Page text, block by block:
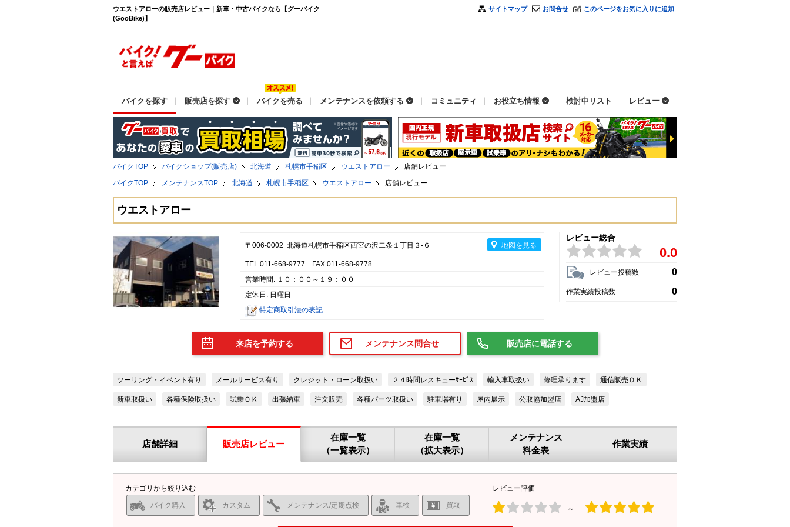
ウエストアローの販売店レビュー｜新車・中古バイクなら【グーバイク
(GooBike)】
サイトマップ お問合せ このページをお気に入りに追加
バイクを探す 販売店を探す バイクを売る メンテナンスを依頼する コミュニティ お役立ち情報 検討中リスト レビュー
バイクTOP バイクショップ(販売店) 北海道 札幌市手稲区 ウエストアロー
店舗レビュー
バイクTOP
メンテナンスTOP 北海道 札幌市手稲区 ウエストアロー 店舗レビュー
ウエストアロー
〒006-0002 北海道札幌市手稲区西宮の沢二条１丁目３-６ 地図を見る
TEL 011-668-9777 FAX 011-668-9778
営業時間: １０：００～１９：００
定休日: 日曜日
特定商取引法の表記
レビュー総合
0.0
レビュー投稿数 0
作業実績投稿数 0
来店を予約する メンテナンス問合せ 販売店に電話する
ツーリング・イベント有り メールサービス有り クレジット・ローン取扱い ２４時間レスキューｻｰﾋﾞｽ 輸入車取扱い 修理承ります 通信販売ＯＫ
新車取扱い 各種保険取扱い 試乗ＯＫ 出張納車 注文販売 各種パーツ取扱い 駐車場有り 屋内展示 公取協加盟店 AJ加盟店
店舗詳細 販売店レビュー
在庫一覧
（一覧表示）
在庫一覧
（拡大表示）
メンテナンス
料金表
作業実績
カテゴリから絞り込む
バイク購入 カスタム メンテナンス/定期点検 車検 買取
レビュー評価
～